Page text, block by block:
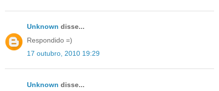
Unknown disse...
Respondido =)
17 outubro, 2010 19:29
Unknown disse...